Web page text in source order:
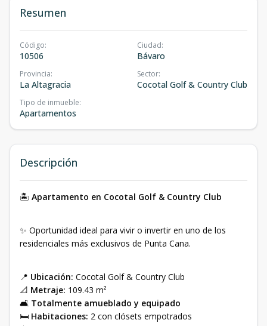
Resumen
Código:
10506
Ciudad:
Bávaro
Provincia:
La Altagracia
Sector:
Cocotal Golf & Country Club
Tipo de inmueble:
Apartamentos
Descripción
🏝 Apartamento en Cocotal Golf & Country Club
✨ Oportunidad ideal para vivir o invertir en uno de los
residenciales más exclusivos de Punta Cana.
📍 Ubicación: Cocotal Golf & Country Club
📐 Metraje: 109.43 m²
🛋 Totalmente amueblado y equipado
🛏 Habitaciones: 2 con clósets empotrados